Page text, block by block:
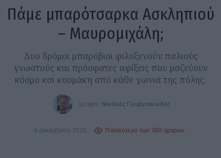
Πάμε μπαρότσαρκα Ασκληπιού
– Μαυρομιχάλη;
Δυο δρόμοι μπαρόβιοι φιλοξενούν παλιούς
γνωστούς και πρόσφατες αφίξεις που μαζεύουν
κόσμο και κοσμάκη από κάθε γωνιά της πόλης.
γράφει: Νικόλας Γεωργιακώδης
8 Δεκεμβρίου 2022 Παλαιότερο των 360 ημερών